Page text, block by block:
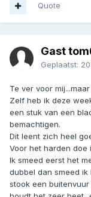
Quote
Gast
Geplaatst:
Te ver voor
Zelf heb ik deze
een stuk van een
bemachtigen.
Dit leent zich heel
Voor het harden doe
Ik smeed eerst het
dubbel dan smeed ik
stook een